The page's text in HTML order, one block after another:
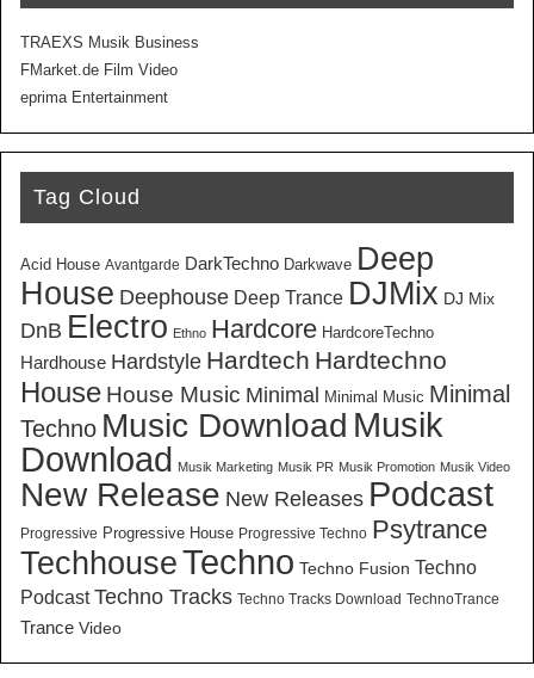
TRAEXS Musik Business
FMarket.de Film Video
eprima Entertainment
Tag Cloud
Acid House Avantgarde DarkTechno Darkwave Deep
House Deephouse Deep Trance DJMix DJ Mix
DnB Electro Ethno Hardcore HardcoreTechno
Hardhouse Hardstyle Hardtech Hardtechno
House House Music Minimal Minimal Music Minimal
Techno Music Download Musik
Download Musik Marketing Musik PR Musik Promotion Musik Video
New Release New Releases Podcast
Progressive Progressive House Progressive Techno Psytrance
TechhouseTechno Techno Fusion Techno
Podcast Techno Tracks Techno Tracks Download TechnoTrance
Trance Video